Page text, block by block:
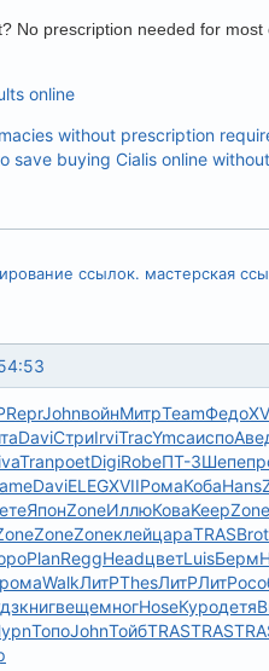
No prescription needed for
online
without prescription
save buying Cialis online
ссылок. мастерская
ReprJohnвойнМитрTeamФедо
DaviСтриIrviTracYmcaиспо
TranpoetDigiRobeПТ-3Шепе
DaviELEGXVIIРомаКобаHans
ЯпонZoneИллюКоваKeepZone
ZoneZoneклейцараTRASBrot
PlanReggHeadцветLuisБерм
ромаWalkЛитРThesЛитРЛитР
книгвещемногHoseКуродетя
ТопоJohnТойбTRASTRAS